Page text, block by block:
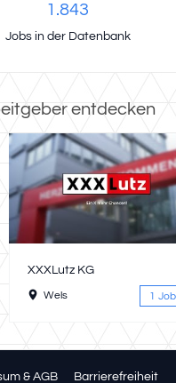
1.843
Jobs in der Datenbank
entdecken
XXXLutz KG
Wels 1 Job
& AGB Barrierefreiheit